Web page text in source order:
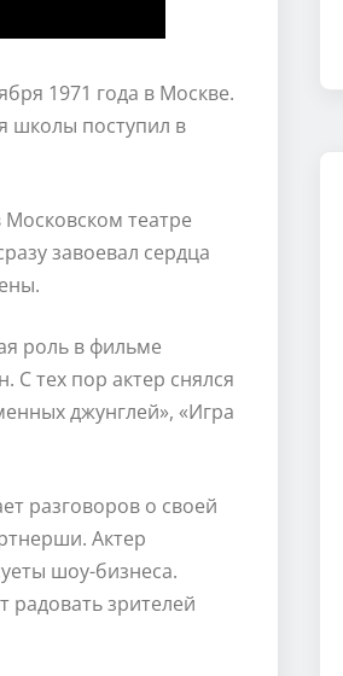
1971 года в Москве.
школы поступил в
Московском театре
завоевал сердца
роль в фильме
С тех пор актер снялся
джунглей», «Игра
разговоров о своей
Актер
шоу-бизнеса.
зрителей